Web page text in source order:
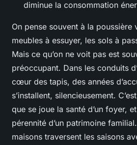
diminue la consommation
On pense souvent à la poussière
meubles à essuyer, les sols à
Mais ce qu’on ne voit pas est
préoccupant. Dans les conduits
cœur des tapis, des années
s’installent, silencieusement.
que se joue la santé d’un foyer,
pérennité d’un patrimoine
maisons traversent les saisons